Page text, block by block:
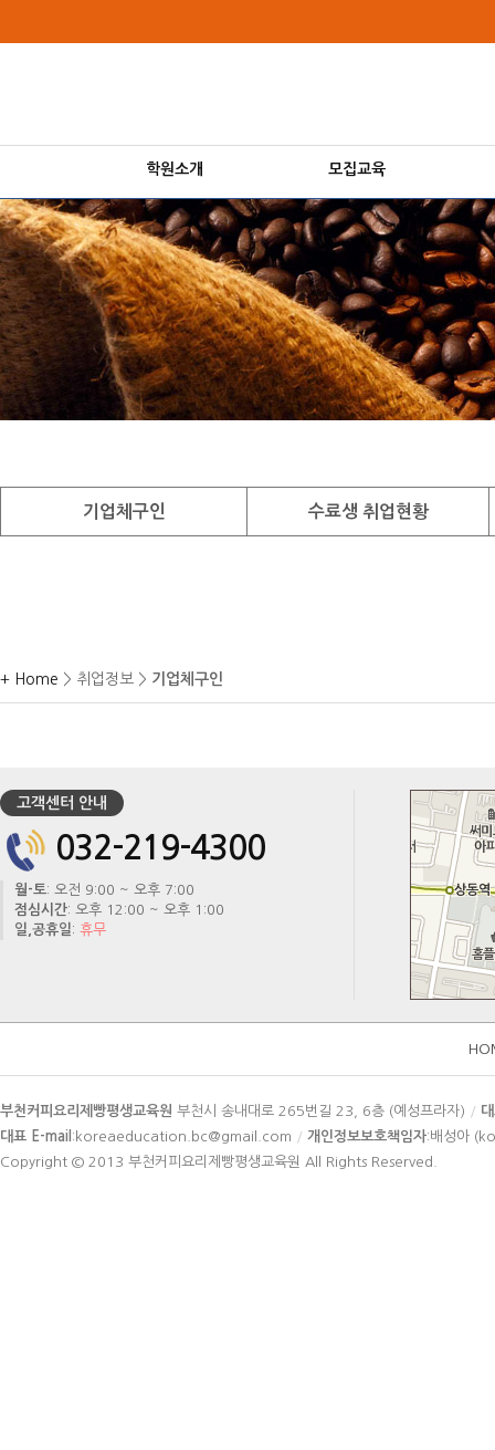
학원소개 모집교육
용
기업체구인 수료생 취업현황
+ Home > 취업정보 > 기업체구인
고객센터 안내
032-219-4300
월-토: 오전 9:00 ~ 오후 7:00
점심시간: 오후 12:00 ~ 오후 1:00
일,공휴일: 휴무
카
피
라
부천커피요리제빵평생교육원 부천시 송내대로 265번길 23, 6층 (예성프라자) /
대표 E-mail :koreaeducation.bc@gmail.com / 개인정보보호책임자:배성아
Copyright © 2013 부천커피요리제빵평생교육원 All Rights Reserved.